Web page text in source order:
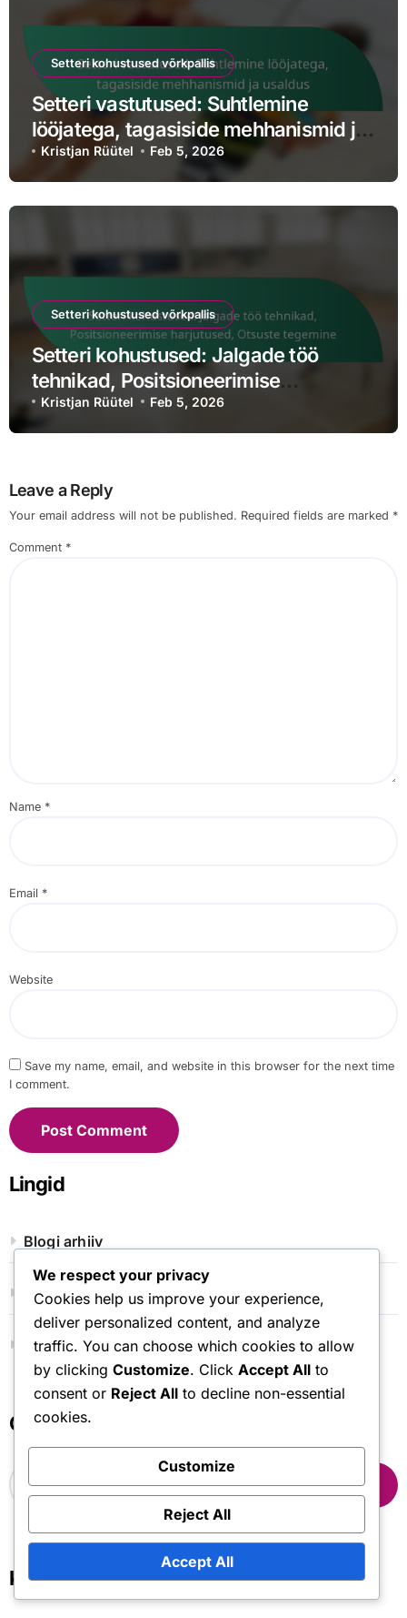
Setteri kohustused võrkpallis
Setteri vastutused: Suhtlemine
lööjatega, tagasiside mehhanismid ja
usaldus
Kristjan Rüütel Feb 5, 2026
Setteri kohustused võrkpallis
Setteri kohustused: Jalgade töö
tehnikad, Positsioneerimise
harjutused, Otsuste tegemine
Kristjan Rüütel Feb 5, 2026
Leave a Reply
Your email address will not be published. Required fields are marked *
Comment *
Name *
Email *
Website
Save my name, email, and website in this browser for the next time
I comment.
Lingid
Blogi arhiiv
Võta meiega ühendust
Teave
Otsi
S
e
h
fKategooriad
We respect your privacy
Cookies help us improve your experience,
deliver personalized content, and analyze
traffic. You can choose which cookies to allow
by clicking Customize. Click Accept All to
consent or Reject All to decline non-essential
cookies.
Customize
Reject All
Accept All